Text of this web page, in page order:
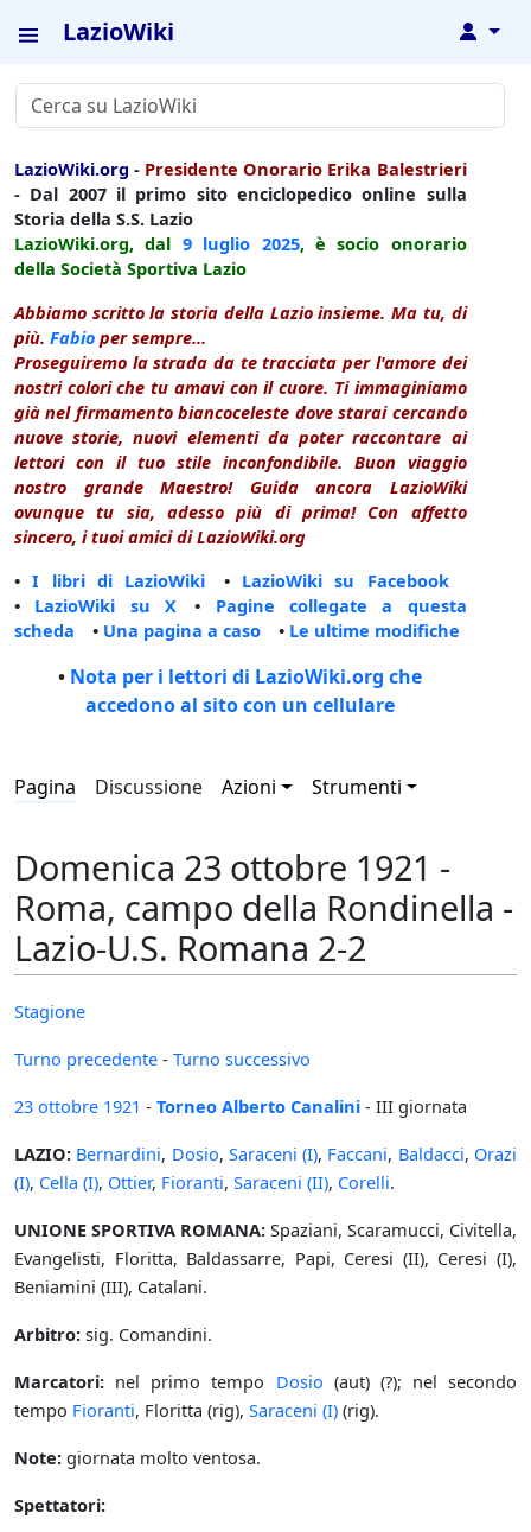
LazioWiki ↓
LazioWiki.org - Presidente Onorario Erika Balestrieri
- Dal 2007 il primo sito enciclopedico online sulla
Storia della S.S. Lazio
LazioWiki.org, dal 9 luglio 2025, è socio onorario
della Società Sportiva Lazio
Abbiamo scritto la storia della Lazio insieme. Ma tu, di
più. Fabio per sempre...
Proseguiremo la strada da te tracciata per l'amore dei
nostri colori che tu amavi con il cuore. Ti immaginiamo
già nel firmamento biancoceleste dove starai cercando
nuove storie, nuovi elementi da poter raccontare ai
lettori con il tuo stile inconfondibile. Buon viaggio
nostro grande Maestro! Guida ancora LazioWiki
ovunque tu sia, adesso più di prima! Con affetto
sincero, i tuoi amici di LazioWiki.org
•I libri di LazioWiki • LazioWiki su Facebook
• LazioWiki su X • Pagine collegate a questa
scheda • Una pagina a caso • Le ultime modifiche
• Nota per i lettori di LazioWiki.org che
accedono al sito con un cellulare
Pagina Discussione Azioni Strumenti
Domenica 23 ottobre 1921 -
Roma, campo della Rondinella -
Lazio-U.S. Romana 2-2
Stagione
Turno precedente - Turno successivo
23 ottobre 1921 - Torneo Alberto Canalini - III giornata
LAZIO: Bernardini, Dosio, Saraceni (I), Faccani, Baldacci, Orazi
(I), Cella (I), Ottier, Fioranti, Saraceni (II), Corelli.
UNIONE SPORTIVA ROMANA: Spaziani, Scaramucci, Civitella,
Evangelisti, Floritta, Baldassarre, Papi, Ceresi (II), Ceresi (I),
Beniamini (III), Catalani.
Arbitro: sig. Comandini.
Marcatori: nel primo tempo Dosio (aut) (?); nel secondo
tempo Fioranti, Floritta (rig), Saraceni (I) (rig).
Note: giornata molto ventosa.
Spettatori: